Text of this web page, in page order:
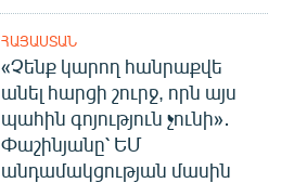
ՀԱՅԱՍՏԱՆ
«Չենք կարող հանրաքվե
անել հարցի շուրջ, որն այս
պահին գոյություն չունի»․
Փաշինյանը՝ ԵՄ
անդամակցության մասին